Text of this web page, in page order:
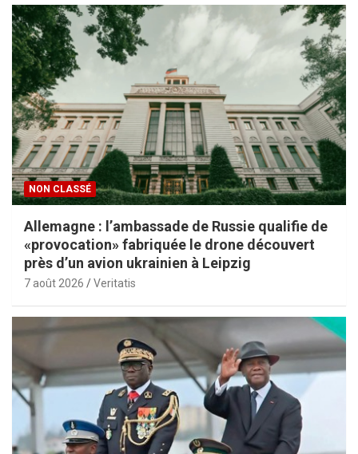
NON CLASSÉ
Allemagne : l’ambassade de Russie qualifie de
«provocation» fabriquée le drone découvert
près d’un avion ukrainien à Leipzig
7 août 2026 Veritatis